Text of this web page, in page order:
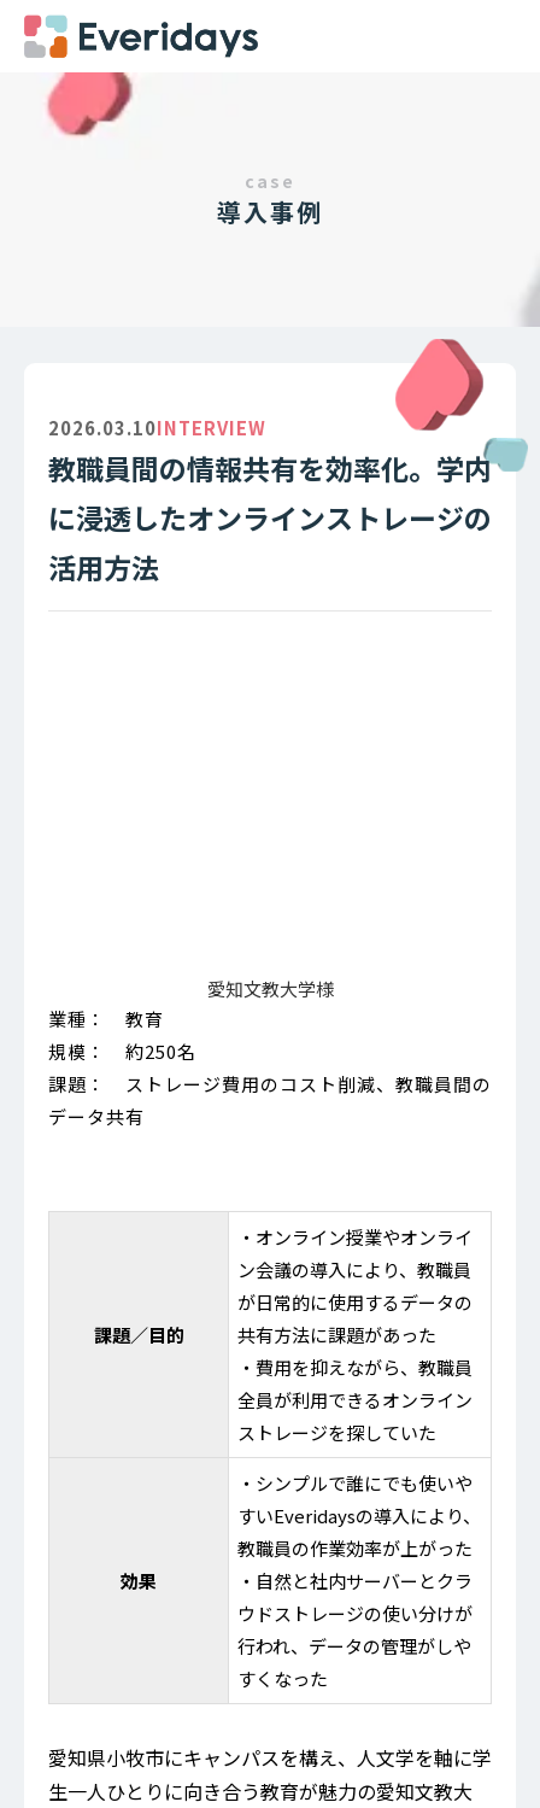
case
導入事例
2026.03.10INTERVIEW
教職員間の情報共有を効率化。学内
に浸透したオンラインストレージの
活用方法
愛知文教大学様
業種： 教育
規模： 約250名
課題： ストレージ費用のコスト削減、教職員間の
データ共有
課題／目的
・オンライン授業やオンライ
ン会議の導入により、教職員
が日常的に使用するデータの
共有方法に課題があった
・費用を抑えながら、教職員
全員が利用できるオンライン
ストレージを探していた
効果
・シンプルで誰にでも使いや
すいEveridaysの導入により、
教職員の作業効率が上がった
・自然と社内サーバーとクラ
ウドストレージの使い分けが
行われ、データの管理がしや
すくなった
愛知県小牧市にキャンパスを構え、人文学を軸に学
生一人ひとりに向き合う教育が魅力の愛知文教大